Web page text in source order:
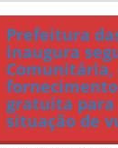
Prefeitura
inaugura
Comunitária,
gratuita para
situação de